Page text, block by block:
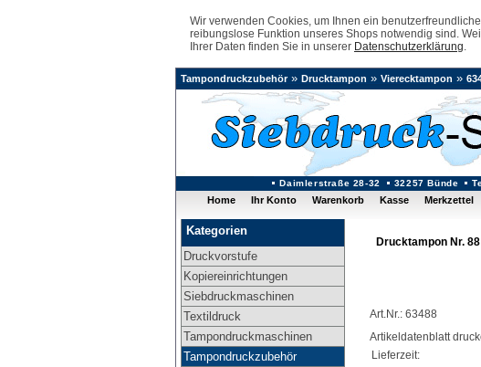
Wir verwenden Cookies, um Ihnen ein
reibungslose Funktion unseres Shops notwendig sind.
Ihrer Daten finden Sie in unserer Datenschutzerklärung.
Daimlerstraße 28-32 32257 Bünde
Tampondruckzubehör» Drucktampon » Vierecktampon »
Home Ihr Konto Warenkorb Kasse Merkzettel
Kategorien
Druckvorstufe
Kopiereinrichtungen
Siebdruckmaschinen
Textildruck
Tampondruckmaschinen
Tampondruckzubehör
Drucktampon Nr. 88
Art.Nr.: 63488
Artikeldatenblatt
Lieferzeit: